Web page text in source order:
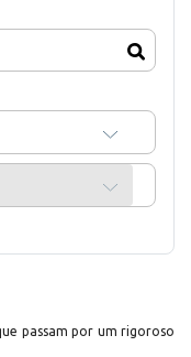
passam por um rigoroso